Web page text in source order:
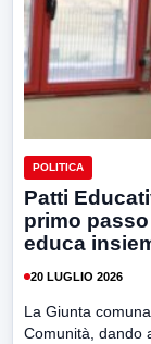
POLITICA
Patti
primo
educa
20 LUGLIO 2026
La Giunta
Comunità, dando